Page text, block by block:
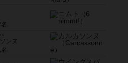
ンヌ